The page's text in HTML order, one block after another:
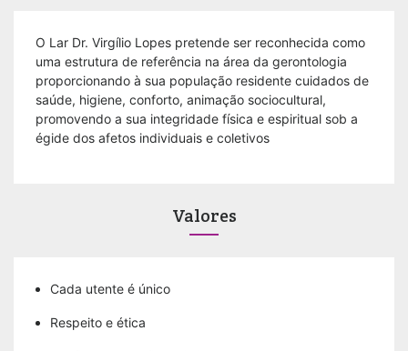
O Lar Dr. Virgílio Lopes pretende ser reconhecida como
uma estrutura de referência na área da gerontologia
proporcionando à sua população residente cuidados de
saúde, higiene, conforto, animação sociocultural,
promovendo a sua integridade física e espiritual sob a
égide dos afetos individuais e coletivos
Valores
Cada utente é único
Respeito e ética